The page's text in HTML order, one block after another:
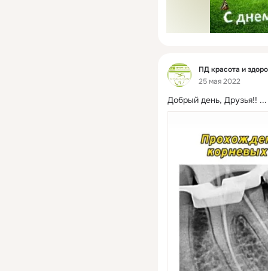
Фид
ПД красота и
25 мая 2022
Добрый день, Друзья!! ...